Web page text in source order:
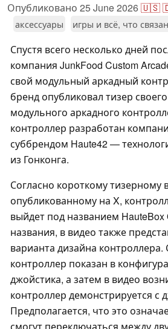
Опубликовано 25 June 2026🇺🇸
аксессуары игры и всё, что
Спустя всего несколько дней
компания JunkFood Custom
свой модульный аркадный
бренд опубликовал тизер
модульного аркадного
контроллер разработан
суббрендом Haute42 —
из Гонконга.
Согласно короткому тизерному
опубликованному на X,
выйдет под названием
названия, в видео также
варианта дизайна контроллера.
контроллер показан в
джойстика, а затем в видео
контроллер демонстрируется с
Предполагается, что это